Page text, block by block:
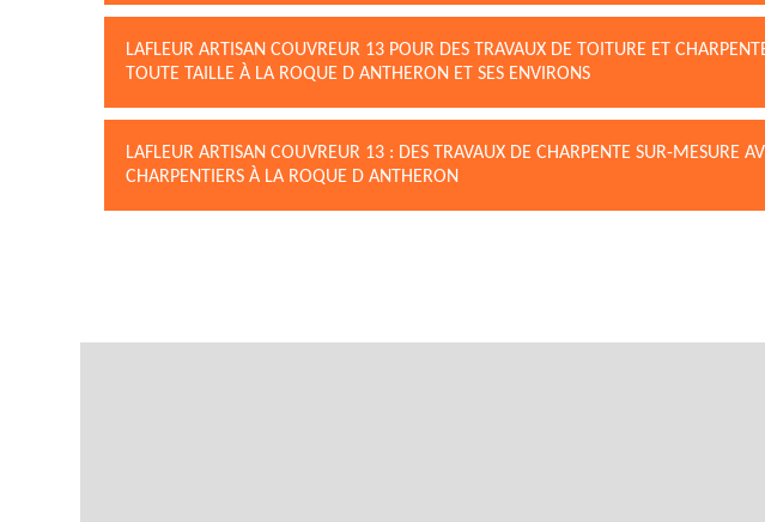
LAFLEUR ARTISAN COUVREUR 13 POUR DES TRAVAUX DE TOITURE ET
TOUTE TAILLE À LA ROQUE D ANTHERON ET SES ENVIRONS
LAFLEUR ARTISAN COUVREUR 13 : DES TRAVAUX DE CHARPENTE SUR-MESURE
CHARPENTIERS À LA ROQUE D ANTHERON